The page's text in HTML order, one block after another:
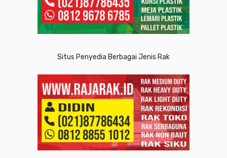
Situs Penyedia Berbagai Jenis Rak